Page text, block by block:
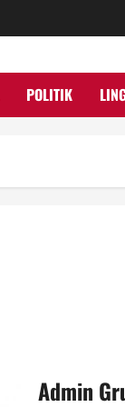
POLITIK
Admin